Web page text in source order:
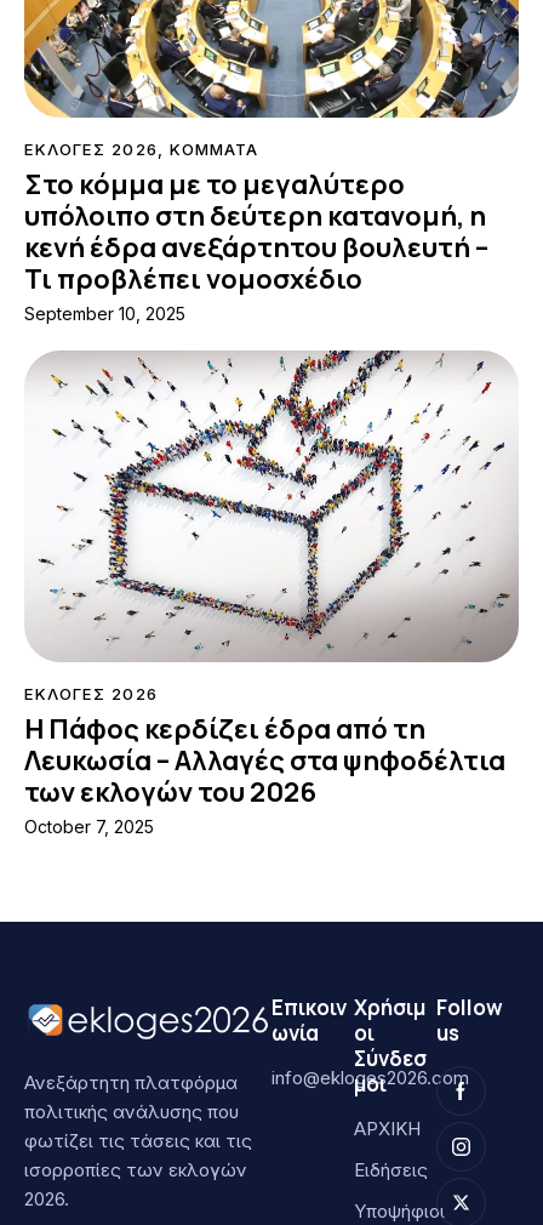
ΕΚΛΟΓΕΣ 2026 ΚΟΜΜΑΤΑ
Στο κόμμα με το μεγαλύτερο
υπόλοιπο στη δεύτερη κατανομή, η
κενή έδρα ανεξάρτητου βουλευτή –
Τι προβλέπει νομοσχέδιο
September 10, 2025
ΕΚΛΟΓΕΣ 2026
Η Πάφος κερδίζει έδρα από τη
Λευκωσία – Αλλαγές στα ψηφοδέλτια
των εκλογών του 2026
October 7, 2025
Ανεξάρτητη πλατφόρμα
πολιτικής ανάλυσης που
φωτίζει τις τάσεις και τις
ισορροπίες των εκλογών
2026.
Επικοιν
ωνία
info@ekloges2026.com
Χρήσιμ
οι
Σύνδεσ
μοι
ΑΡΧΙΚΗ
Ειδήσεις
Υποψήφιοι
Follow
us